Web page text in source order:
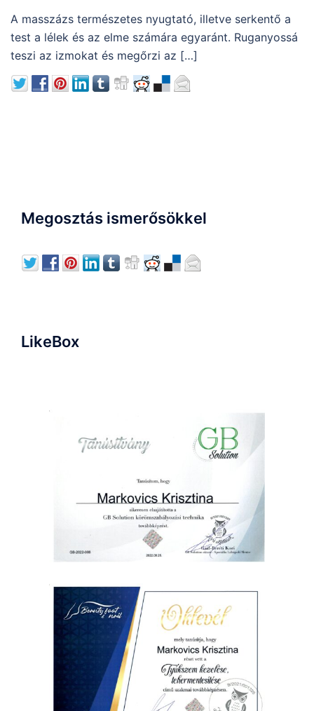
A masszázs természetes nyugtató, illetve serkentő a
test a lélek és az elme számára egyaránt. Ruganyossá
teszi az izmokat és megőrzi az […]
Megosztás ismerősökkel
LikeBox